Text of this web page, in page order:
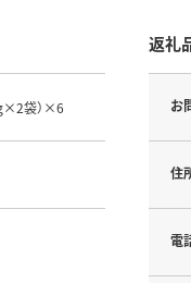
袋）×6
返礼
お
住
電